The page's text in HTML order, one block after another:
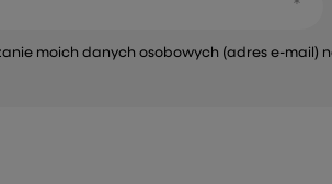
moich danych osobowych (adres e-mail)